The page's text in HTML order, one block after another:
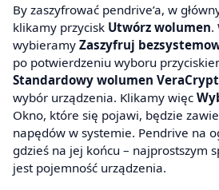
By zaszyfrować pendrive’a, w
klikamy przycisk Utwórz wolumen.
wybieramy Zaszyfruj
po potwierdzeniu wyboru
Standardowy wolumen VeraCrypt
wybór urządzenia. Klikamy więc
Okno, które się pojawi, będzie
napędów w systemie. Pendrive na
gdzieś na jej końcu – najprostszym
jest pojemność urządzenia.